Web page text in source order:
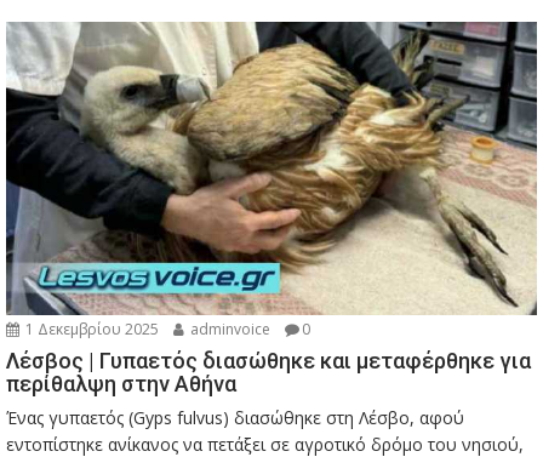
1 Δεκεμβρίου 2025 adminvoice 0
Λέσβος | Γυπαετός διασώθηκε και μεταφέρθηκε για
περίθαλψη στην Αθήνα
Ένας γυπαετός (Gyps fulvus) διασώθηκε στη Λέσβο, αφού
εντοπίστηκε ανίκανος να πετάξει σε αγροτικό δρόμο του νησιού,